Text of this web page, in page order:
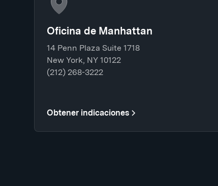
Oficina de Manhattan
14 Penn Plaza Suite 1718
New York, NY 10122
(212) 268-3222
Obtener indicaciones